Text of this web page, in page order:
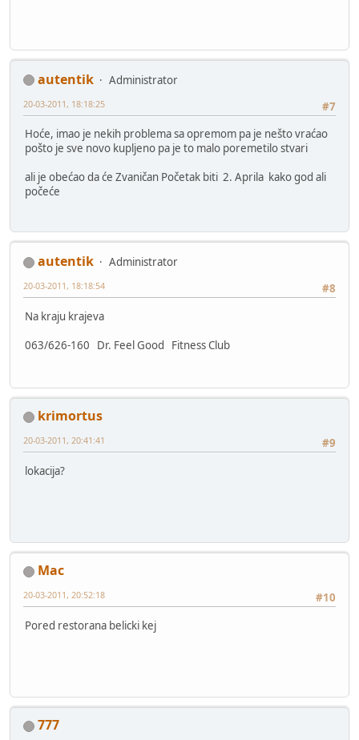
autentik
Administrator
#7
20-03-2011, 18:18:25
Hoće, imao je nekih problema sa opremom pa je nešto vraćao
pošto je sve novo kupljeno pa je to malo poremetilo stvari
ali je obećao da će Zvaničan Početak biti 2. Aprila kako god ali
počeće
autentik
Administrator
#8
20-03-2011, 18:18:54
Na kraju krajeva
063/626-160 Dr. Feel Good Fitness Club
krimortus
#9
20-03-2011, 20:41:41
lokacija?
Mac
#10
20-03-2011, 20:52:18
Pored restorana belicki kej
777